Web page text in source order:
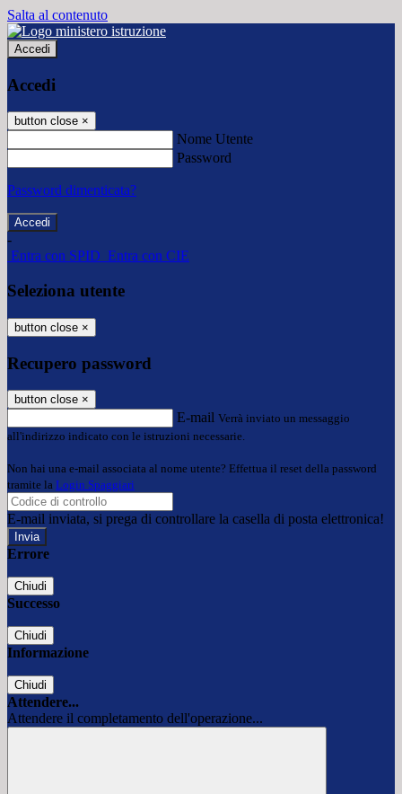
Salta al contenuto
Accedi
Accedi
button close ×
Nome Utente
Password
Password dimenticata?
-
Entra con SPID Entra con CIE
Seleziona utente
button close ×
Recupero password
button close ×
E-mail Verrà inviato un messaggio
all'indirizzo indicato con le istruzioni necessarie.
Non hai una e-mail associata al nome utente? Effettua il reset della password
tramite la Login Spaggiari
E-mail inviata, si prega di controllare la casella di posta elettronica!
Errore
Chiudi
Successo
Chiudi
Informazione
Chiudi
Attendere...
Attendere il completamento dell'operazione...